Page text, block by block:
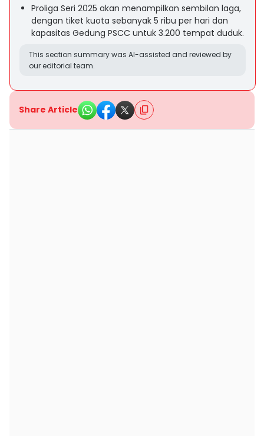
Proliga Seri 2025 akan menampilkan sembilan laga,
dengan tiket kuota sebanyak 5 ribu per hari dan
kapasitas Gedung PSCC untuk 3.200 tempat duduk.
This section summary was AI-assisted and reviewed by
our editorial team.
Share Article